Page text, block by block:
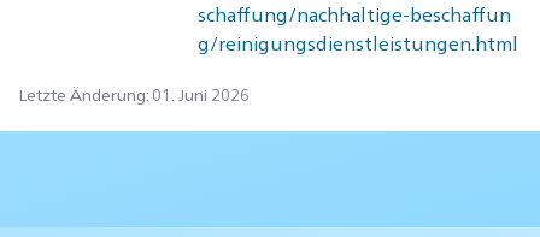
schaffung/nachhaltige-beschaffun
g/reinigungsdienstleistungen.html
Letzte Änderung: 01. Juni 2026